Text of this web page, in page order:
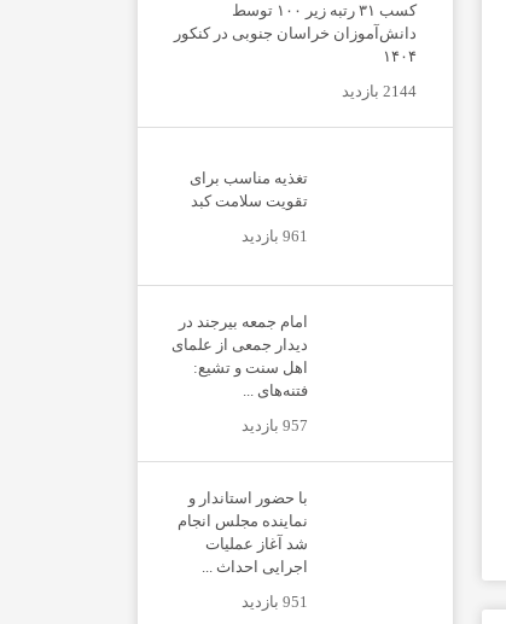
کسب ۳۱ رتبه زیر ۱۰۰ توسط
دانش‌آموزان خراسان جنوبی در کنکور
۱۴۰۴
2144 بازدید
تغذیه مناسب برای
تقویت سلامت کبد
961 بازدید
امام جمعه بیرجند در
دیدار جمعی از علمای
اهل سنت و تشیع:
فتنه‌های ...
957 بازدید
با حضور استاندار و
نماینده مجلس انجام
شد آغاز عملیات
اجرایی احداث ...
951 بازدید